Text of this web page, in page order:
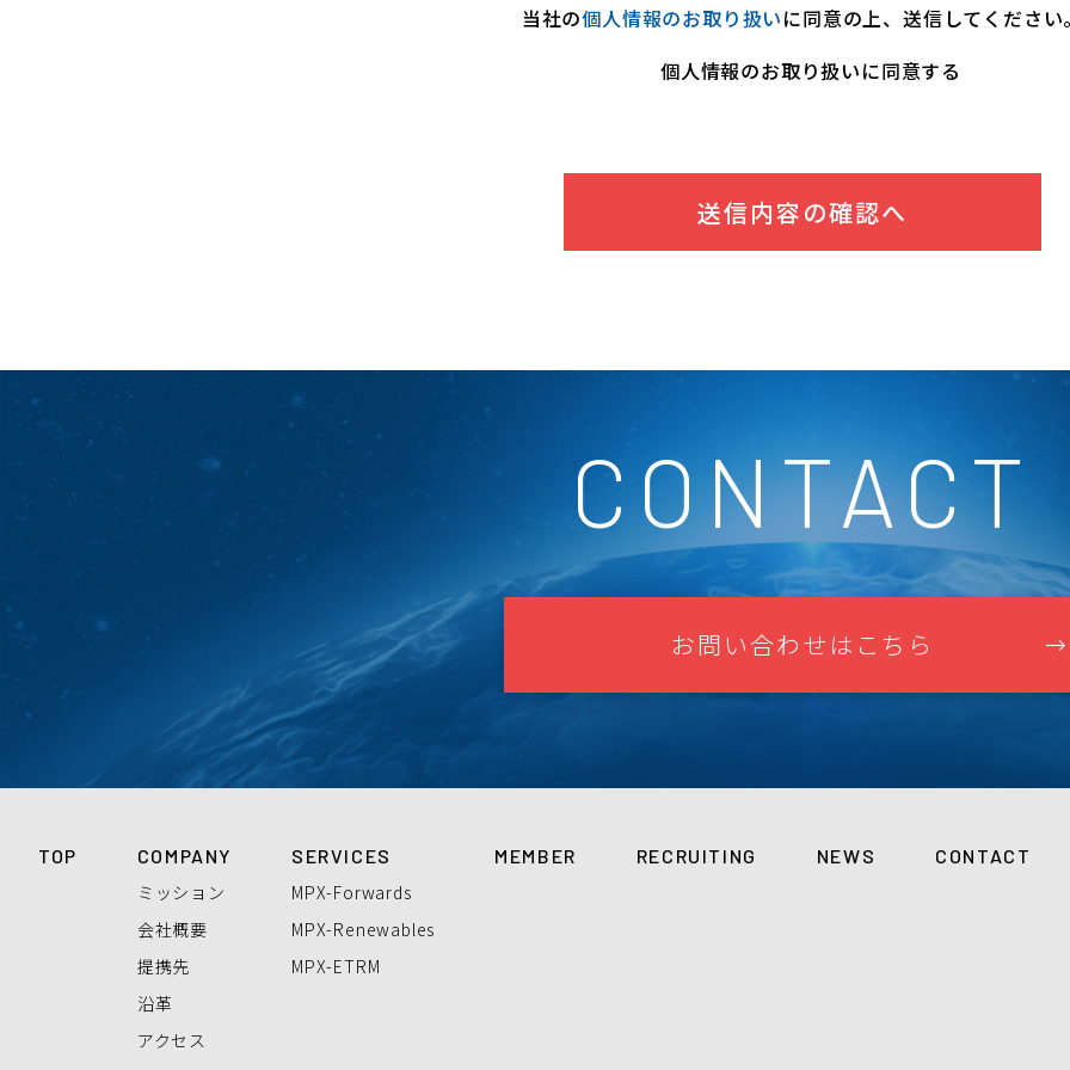
当社の個人情報のお取り扱いに同意の上、送信してください
個人情報のお取り扱いに同意する
CONTACT
お問い合わせはこちら
TOP COMPANY
ミッション
会社概要
提携先
沿革
アクセス
SERVICES
MPX-Forwards
MPX-Renewables
MPX-ETRM
MEMBER RECRUITING NEWS CONTACT